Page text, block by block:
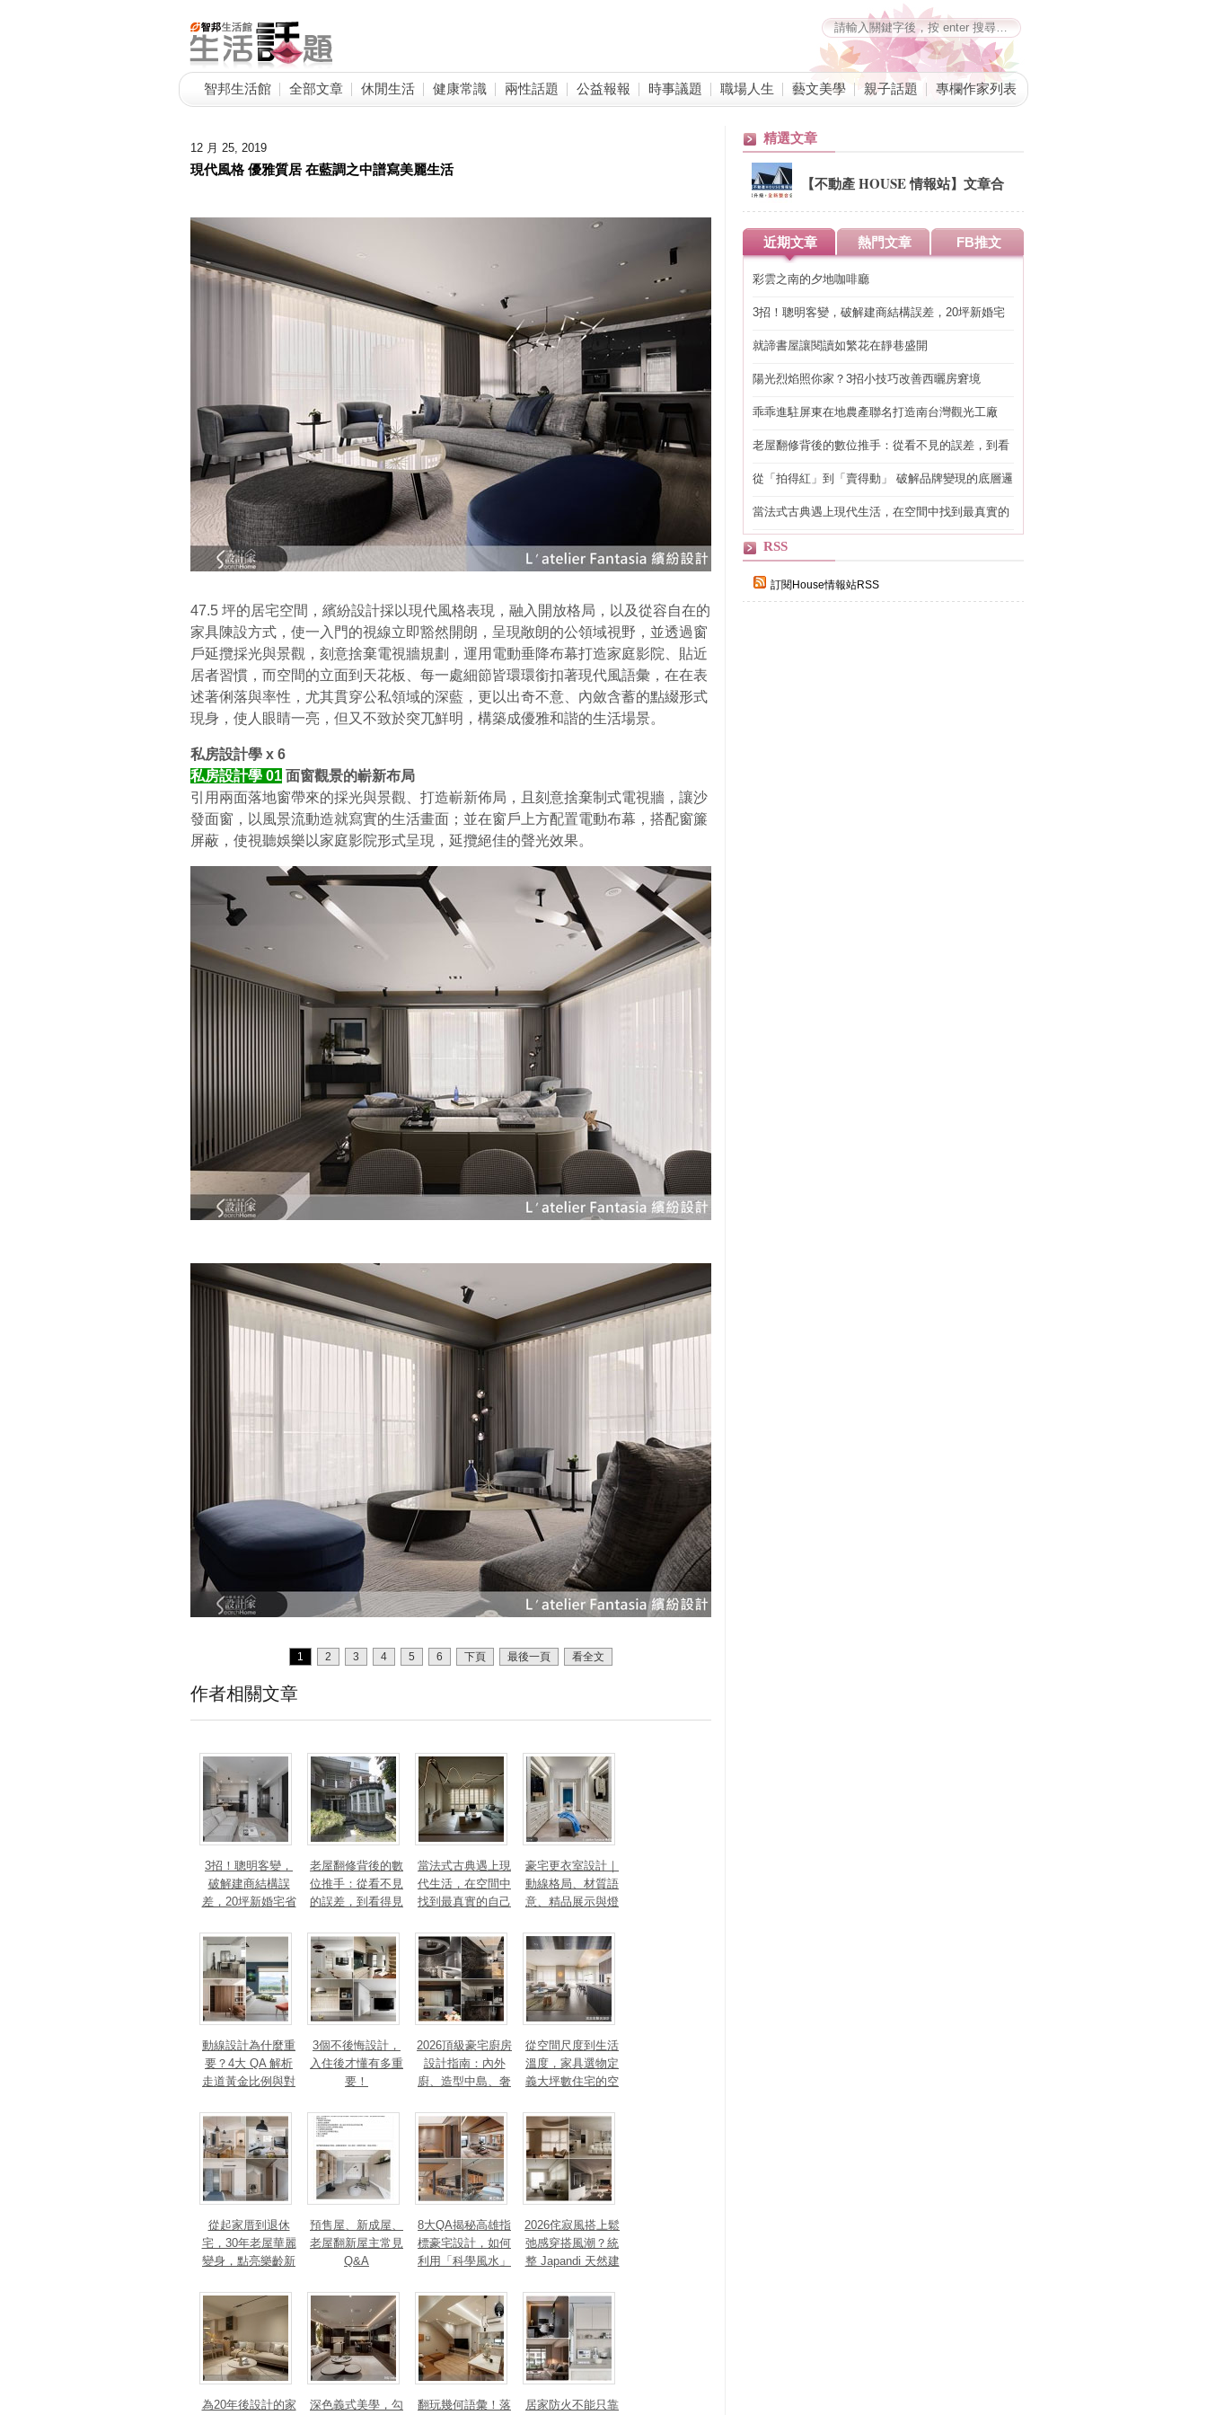
智邦生活館 全部文章 休閒生活 健康常識 兩性話題 公益報報 時事議題 職場人生 藝文美學 親子話題 專欄作家列表
12 月 25, 2019
現代風格 優雅質居 在藍調之中譜寫美麗生活
47.5 坪的居宅空間，繽紛設計採以現代風格表現，融入開放格局，以及從容自在的
家具陳設方式，使一入門的視線立即豁然開朗，呈現敞朗的公領域視野，並透過窗
戶延攬採光與景觀，刻意捨棄電視牆規劃，運用電動垂降布幕打造家庭影院、貼近
居者習慣，而空間的立面到天花板、每一處細節皆環環銜扣著現代風語彙，在在表
述著俐落與率性，尤其貫穿公私領域的深藍，更以出奇不意、內斂含蓄的點綴形式
現身，使人眼睛一亮，但又不致於突兀鮮明，構築成優雅和諧的生活場景。
私房設計學 x 6
私房設計學 01 面窗觀景的嶄新布局
引用兩面落地窗帶來的採光與景觀、打造嶄新佈局，且刻意捨棄制式電視牆，讓沙
發面窗，以風景流動造就寫實的生活畫面；並在窗戶上方配置電動布幕，搭配窗簾
屏蔽，使視聽娛樂以家庭影院形式呈現，延攬絕佳的聲光效果。
1 2 3 4 5 6 下頁 最後一頁 看全文
作者相關文章
3招！聰明客變，
破解建商結構誤
差，20坪新婚宅省
錢
老屋翻修背後的數
位推手：從看不見
的誤差，到看得見
當法式古典遇上現
代生活，在空間中
找到最真實的自己
豪宅更衣室設計｜
動線格局、材質語
意、精品展示與燈
打造高訂生活儀式
動線設計為什麼重
要？4大 QA 解析
走道黃金比例與對
3個不後悔設計，
入住後才懂有多重
要！
2026頂級豪宅廚房
設計指南：內外
廚、造型中島、奢
讓廚房從空間配角
變主角！
從空間尺度到生活
溫度，家具選物定
義大坪數住宅的空
從起家厝到退休
宅，30年老屋華麗
變身，點亮樂齡新
法、英指標設計大
獎！
預售屋、新成屋、
老屋翻新屋主常見
Q&A
8大QA揭秘高雄指
標豪宅設計，如何
利用「科學風水」
量磁場？
2026侘寂風搭上鬆
弛感穿搭風潮？統
整 Japandi 天然建
有風靡全球的軟裝
家具推薦
為20年後設計的家 深色義式美學，勾 翻玩幾何語彙！落 居家防火不能只靠
精選文章
【不動產 HOUSE 情報站】文章合
併公告
近期文章 熱門文章 FB推文
彩雲之南的夕地咖啡廳
3招！聰明客變，破解建商結構誤差，20坪新婚宅
就諦書屋讓閱讀如繁花在靜巷盛開
陽光烈焰照你家？3招小技巧改善西曬房窘境
乖乖進駐屏東在地農產聯名打造南台灣觀光工廠
老屋翻修背後的數位推手：從看不見的誤差，到看
從「拍得紅」到「賣得動」 破解品牌變現的底層邏
當法式古典遇上現代生活，在空間中找到最真實的
RSS
訂閱House情報站RSS